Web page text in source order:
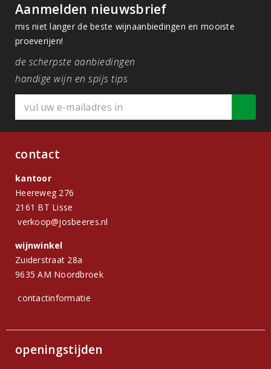
Aanmelden nieuwsbrief
mis niet langer de beste wijnaanbiedingen en mooiste
proeverijen!
de scherpste aanbiedingen
handige wijn en spijs tips
contact
kantoor
Heereweg 276
2161 BT Lisse
verkoop@josbeeres.nl
wijnwinkel
Zuiderstraat 28a
9635 AM Noordbroek
contactinformatie
openingstijden